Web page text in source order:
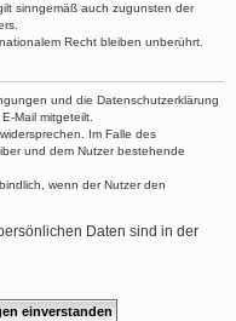
sinngemäß auch zugunsten der
Recht bleiben unberührt.
und die Datenschutzerklärung
Mail mitgeteilt.
Im Falle des
und dem Nutzer bestehende
wenn der Nutzer den
Daten sind in der